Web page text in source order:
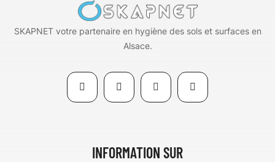
SKAPNET votre partenaire en hygiène des sols et surfaces en
Alsace.
INFORMATION SUR